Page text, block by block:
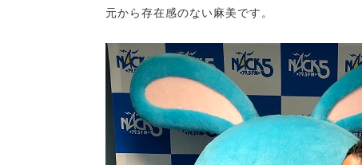
元から存在感のない麻美です。